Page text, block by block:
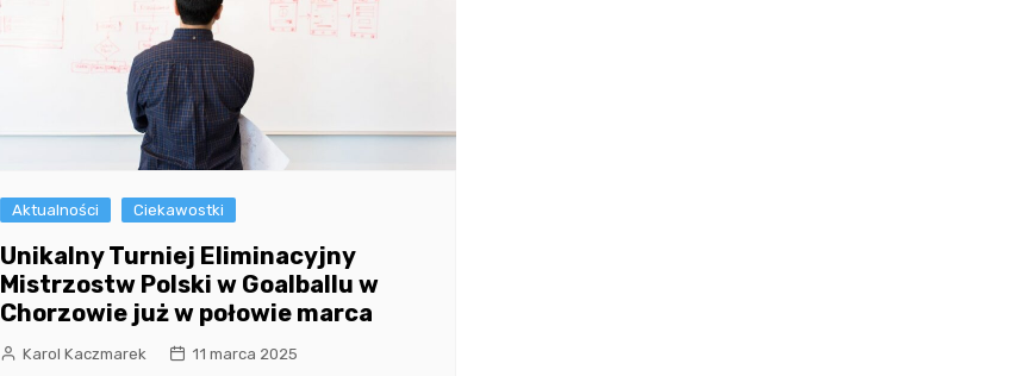
Aktualności Ciekawostki
Unikalny Turniej Eliminacyjny
Mistrzostw Polski w Goalballu w
Chorzowie już w połowie marca
Karol Kaczmarek 11 marca 2025